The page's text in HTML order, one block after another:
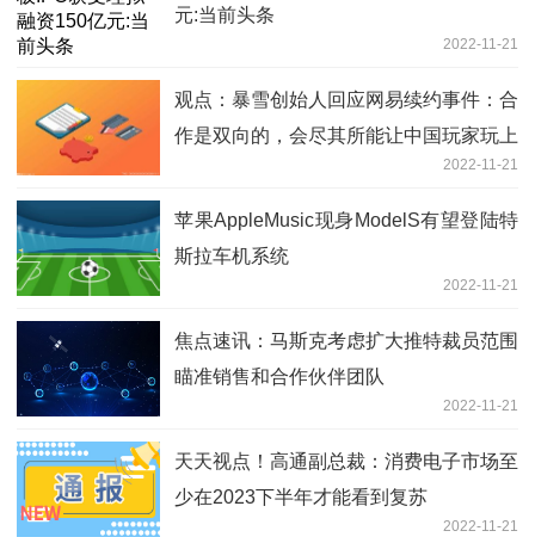
元:当前头条
2022-11-21
观点：暴雪创始人回应网易续约事件：合
作是双向的，会尽其所能让中国玩家玩上
2022-11-21
苹果AppleMusic现身ModelS有望登陆特
斯拉车机系统
2022-11-21
焦点速讯：马斯克考虑扩大推特裁员范围
瞄准销售和合作伙伴团队
2022-11-21
天天视点！高通副总裁：消费电子市场至
少在2023下半年才能看到复苏
2022-11-21